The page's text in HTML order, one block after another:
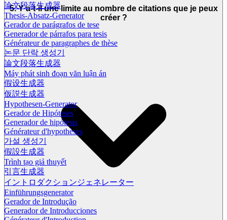
論文段落生成器
Thesis-Absatz-Generator
Gerador de parágrafos de tese
Generador de párrafos para tesis
Générateur de paragraphes de thèse
논문 단락 생성기
論文段落生成器
Máy phát sinh đoạn văn luận án
假设生成器
仮説生成器
Hypothesen-Generator
Gerador de Hipóteses
Generador de hipótesis
Générateur d'hypothèses
가설 생성기
假設生成器
Trình tạo giả thuyết
引言生成器
イントロダクションジェネレーター
Einführungsgenerator
Gerador de Introdução
Generador de Introducciones
5. Y a-t-il une limite au nombre de citations que je peux
créer ?